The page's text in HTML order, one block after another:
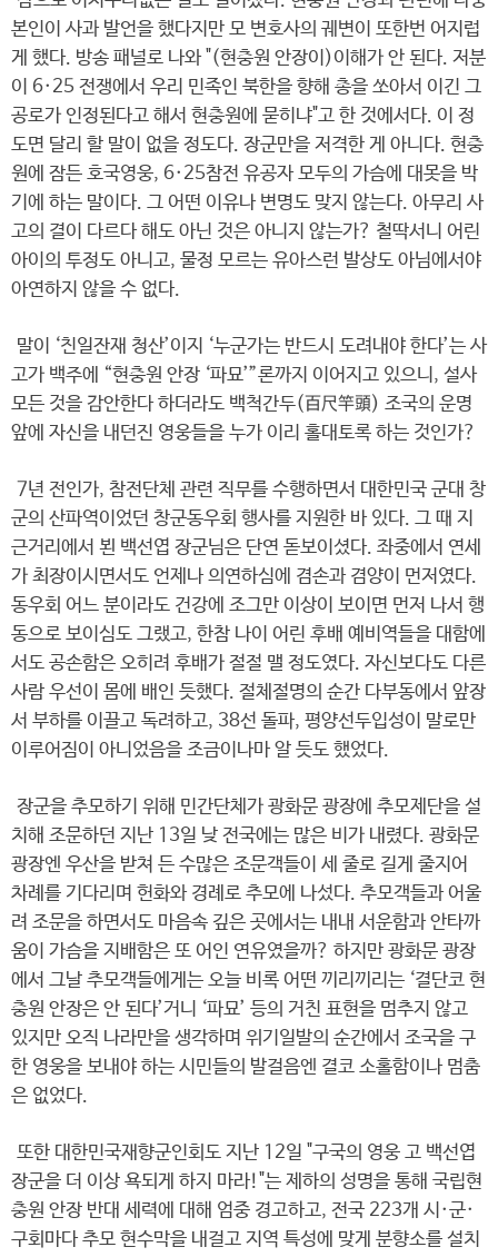
본인이 사과 발언을 했다지만 모 변호사의 궤변이 또한번 어지럽
게 했다. 방송 패널로 나와 "(현충원 안장이)이해가 안 된다. 저분
이 6·25 전쟁에서 우리 민족인 북한을 향해 총을 쏘아서 이긴 그
공로가 인정된다고 해서 현충원에 묻히냐"고 한 것에서다. 이 정
도면 달리 할 말이 없을 정도다. 장군만을 저격한 게 아니다. 현충
원에 잠든 호국영웅, 6·25참전 유공자 모두의 가슴에 대못을 박
기에 하는 말이다. 그 어떤 이유나 변명도 맞지 않는다. 아무리 사
고의 결이 다르다 해도 아닌 것은 아니지 않는가? 철딱서니 어린
아이의 투정도 아니고, 물정 모르는 유아스런 발상도 아님에서야
아연하지 않을 수 없다.
말이 ‘친일잔재 청산’이지 ‘누군가는 반드시 도려내야 한다’는 사
고가 백주에 “현충원 안장 ‘파묘’”론까지 이어지고 있으니, 설사
모든 것을 감안한다 하더라도 백척간두(百尺竿頭) 조국의 운명
앞에 자신을 내던진 영웅들을 누가 이리 홀대토록 하는 것인가?
7년 전인가, 참전단체 관련 직무를 수행하면서 대한민국 군대 창
군의 산파역이었던 창군동우회 행사를 지원한 바 있다. 그 때 지
근거리에서 뵌 백선엽 장군님은 단연 돋보이셨다. 좌중에서 연세
가 최장이시면서도 언제나 의연하심에 겸손과 겸양이 먼저였다.
동우회 어느 분이라도 건강에 조그만 이상이 보이면 먼저 나서 행
동으로 보이심도 그랬고, 한참 나이 어린 후배 예비역들을 대함에
서도 공손함은 오히려 후배가 절절 맬 정도였다. 자신보다도 다른
사람 우선이 몸에 배인 듯했다. 절체절명의 순간 다부동에서 앞장
서 부하를 이끌고 독려하고, 38선 돌파, 평양선두입성이 말로만
이루어짐이 아니었음을 조금이나마 알 듯도 했었다.
장군을 추모하기 위해 민간단체가 광화문 광장에 추모제단을 설
치해 조문하던 지난 13일 낮 전국에는 많은 비가 내렸다. 광화문
광장엔 우산을 받쳐 든 수많은 조문객들이 세 줄로 길게 줄지어
차례를 기다리며 헌화와 경례로 추모에 나섰다. 추모객들과 어울
려 조문을 하면서도 마음속 깊은 곳에서는 내내 서운함과 안타까
움이 가슴을 지배함은 또 어인 연유였을까? 하지만 광화문 광장
에서 그날 추모객들에게는 오늘 비록 어떤 끼리끼리는 ‘결단코 현
충원 안장은 안 된다’거니 ‘파묘’ 등의 거친 표현을 멈추지 않고
있지만 오직 나라만을 생각하며 위기일발의 순간에서 조국을 구
한 영웅을 보내야 하는 시민들의 발걸음엔 결코 소홀함이나 멈춤
은 없었다.
또한 대한민국재향군인회도 지난 12일 "구국의 영웅 고 백선엽
장군을 더 이상 욕되게 하지 마라!"는 제하의 성명을 통해 국립현
충원 안장 반대 세력에 대해 엄중 경고하고, 전국 223개 시·군·
구회마다 추모 현수막을 내걸고 지역 특성에 맞게 분향소를 설치